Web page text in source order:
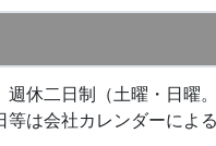
週休二日制（土曜・日曜
は会社カレンダーによる